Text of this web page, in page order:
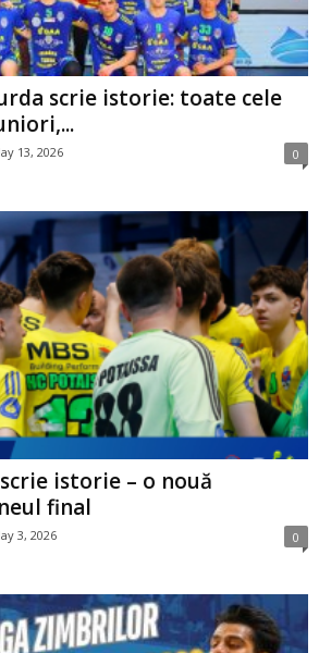
scrie istorie: toate cele
13, 2026 0
istorie – o nouă
final
3, 2026 0